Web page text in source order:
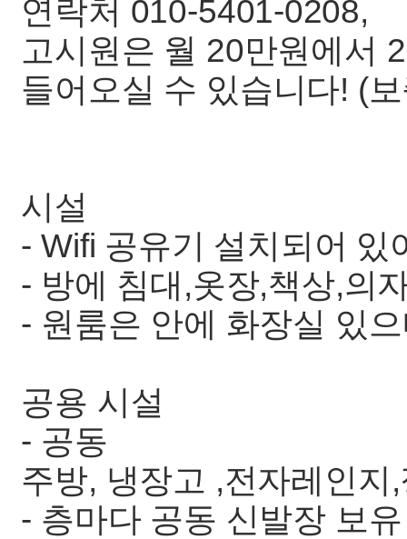
연락처 010-5401-0208,
고시원은 월 20만원에서
들어오실 수 있습니다! (
시설
- Wifi 공유기 설치되어 있
- 방에 침대,옷장,책상,의
- 원룸은 안에 화장실 있
공용 시설
- 공동
주방, 냉장고 ,전자레인지
- 층마다 공동 신발장 보유